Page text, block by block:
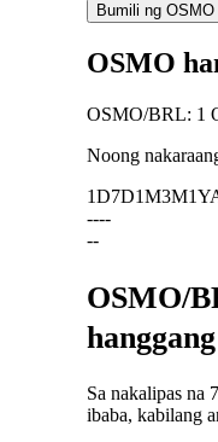
Bumili ng
OSMO
OSMO/BRL: 1
Noong
1D7D1M3M1Y
----
--
OSMO/
Sa nakalipas na
ibaba, kabilang